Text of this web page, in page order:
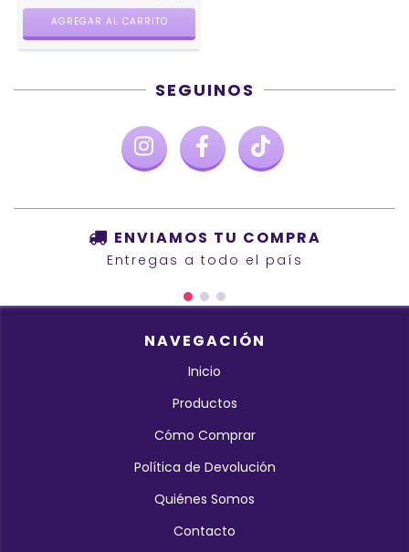
AGREGAR AL CARRITO
SEGUINOS
ENVIAMOS TU COMPRA
Entregas a todo el país
NAVEGACIÓN
Inicio
Productos
Cómo Comprar
Política de Devolución
Quiénes Somos
Contacto